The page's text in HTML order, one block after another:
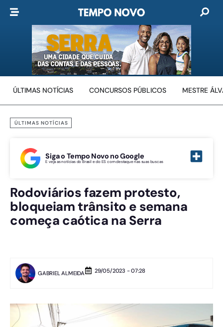
ÚLTIMAS NOTÍCIAS CONCURSOS PÚBLICOS MESTRE
ÚLTIMAS NOTÍCIAS
Siga o Tempo Novo no Google
E veja as notícias do Brasil e do ES com destaque nas suas buscas
Rodoviários fazem protesto,
bloqueiam trânsito e semana
começa caótica na Serra
GABRIEL ALMEIDA 29/05/2023 - 07:28